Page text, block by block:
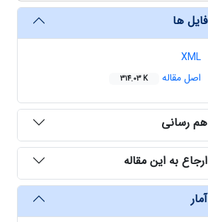
فایل ها
XML
اصل مقاله
314.03 K
هم رسانی
ارجاع به این مقاله
آمار